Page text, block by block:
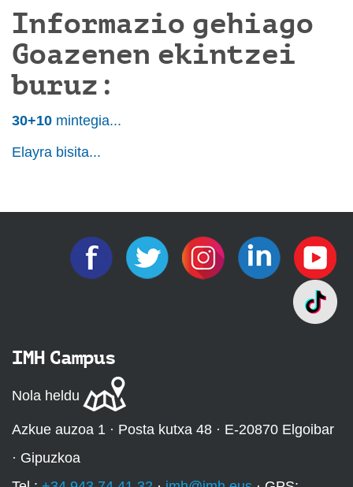
Informazio gehiago
Goazenen ekintzei
buruz:
30+10 mintegia...
Elayra bisita...
IMH Campus
Nola heldu
Azkue auzoa 1 · Posta kutxa 48 · E-20870 Elgoibar
· Gipuzkoa